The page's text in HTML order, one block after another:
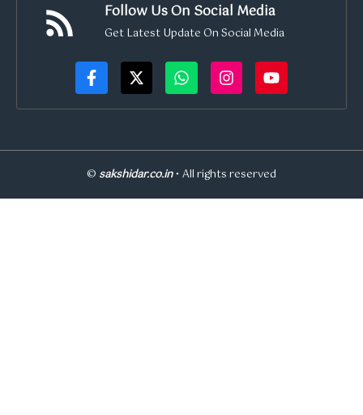
Follow Us On Social Media
Get Latest Update On Social Media
© sakshidar.co.in• All rights reserved